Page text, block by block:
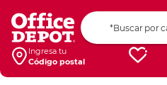
Ingresa tu
Código postal